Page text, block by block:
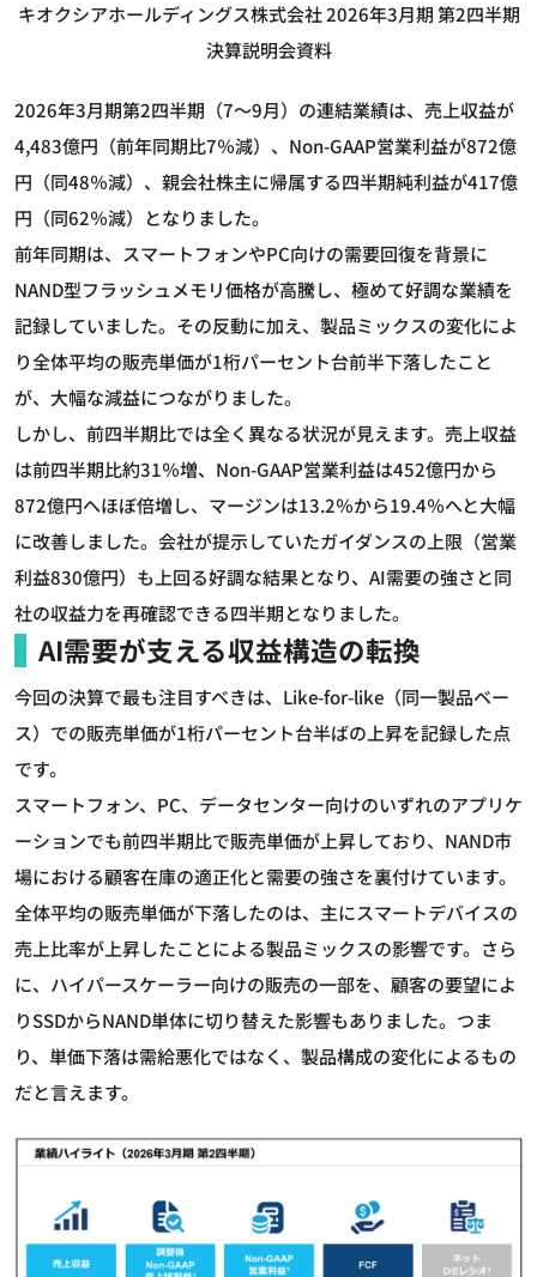
キオクシアホールディングス株式会社 2026年3⽉期 第2四半期
決算説明会資料
2026年3月期第2四半期（7～9月）の連結業績は、売上収益が
4,483億円（前年同期比7％減）、Non-GAAP営業利益が872億
円（同48％減）、親会社株主に帰属する四半期純利益が417億
円（同62％減）となりました。
前年同期は、スマートフォンやPC向けの需要回復を背景に
NAND型フラッシュメモリ価格が高騰し、極めて好調な業績を
記録していました。その反動に加え、製品ミックスの変化によ
り全体平均の販売単価が1桁パーセント台前半下落したこと
が、大幅な減益につながりました。
しかし、前四半期比では全く異なる状況が見えます。売上収益
は前四半期比約31％増、Non-GAAP営業利益は452億円から
872億円へほぼ倍増し、マージンは13.2％から19.4％へと大幅
に改善しました。会社が提示していたガイダンスの上限（営業
利益830億円）も上回る好調な結果となり、AI需要の強さと同
社の収益力を再確認できる四半期となりました。
AI需要が支える収益構造の転換
今回の決算で最も注目すべきは、Like-for-like（同一製品ベー
ス）での販売単価が1桁パーセント台半ばの上昇を記録した点
です。
スマートフォン、PC、データセンター向けのいずれのアプリケ
ーションでも前四半期比で販売単価が上昇しており、NAND市
場における顧客在庫の適正化と需要の強さを裏付けています。
全体平均の販売単価が下落したのは、主にスマートデバイスの
売上比率が上昇したことによる製品ミックスの影響です。さら
に、ハイパースケーラー向けの販売の一部を、顧客の要望によ
りSSDからNAND単体に切り替えた影響もありました。つま
り、単価下落は需給悪化ではなく、製品構成の変化によるもの
だと言えます。